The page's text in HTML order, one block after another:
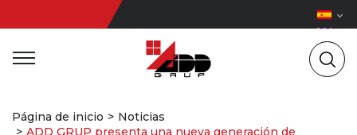
Página de inicio
Noticias
ADD GRUP presenta una nueva generación de